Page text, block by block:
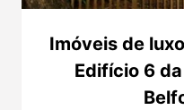
Imóveis de
Edifício 6